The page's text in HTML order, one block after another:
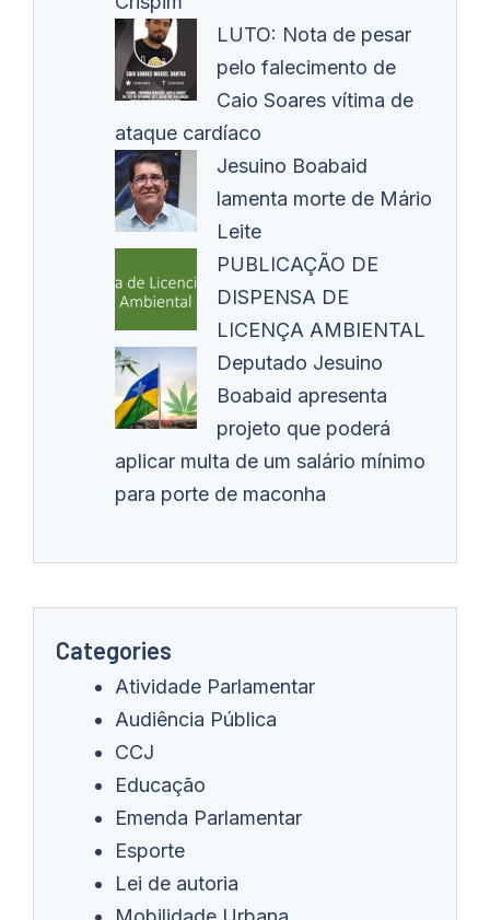
LUTO: Nota de pesar
pelo falecimento de
Caio Soares vítima de
ataque cardíaco
Jesuino Boabaid
lamenta morte de Mário
Leite
PUBLICAÇÃO DE
DISPENSA DE
LICENÇA AMBIENTAL
Deputado Jesuino
Boabaid apresenta
projeto que poderá
aplicar multa de um salário mínimo
para porte de maconha
Categories
Atividade Parlamentar
Audiência Pública
CCJ
Educação
Emenda Parlamentar
Esporte
Lei de autoria